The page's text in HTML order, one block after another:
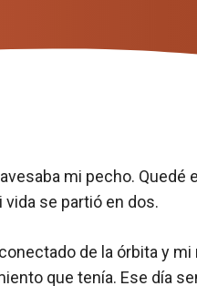
mi pecho. Quedé
se partió en dos.
de la órbita y
que tenía. Ese día